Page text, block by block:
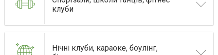
клуби
Нічні клуби, караоке, боулінг,